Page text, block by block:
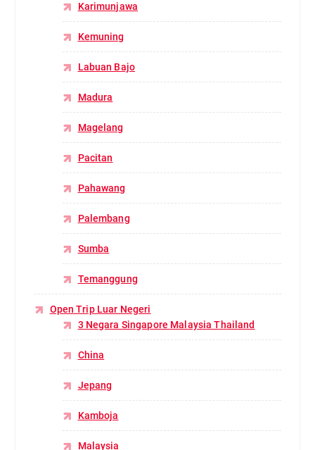
Karimunjawa
Kemuning
Labuan Bajo
Madura
Magelang
Pacitan
Pahawang
Palembang
Sumba
Temanggung
Open Trip Luar Negeri
3 Negara Singapore Malaysia Thailand
China
Jepang
Kamboja
Malaysia